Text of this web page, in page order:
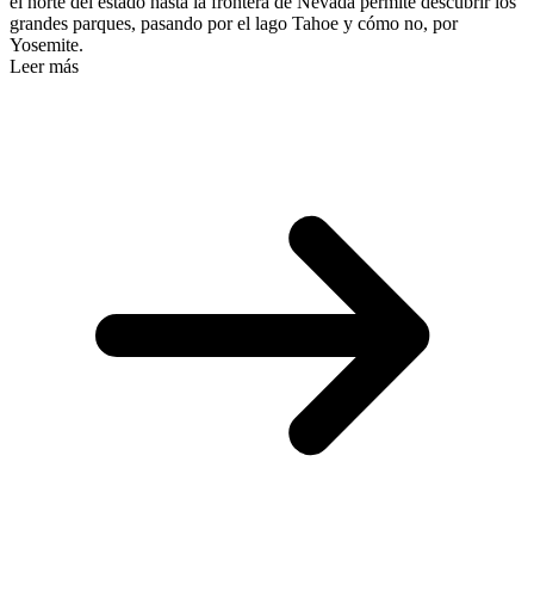
grandes parques, pasando por el lago Tahoe y cómo no, por
Yosemite.
Leer más